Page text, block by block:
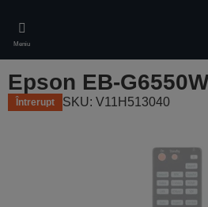
main
content
Meniu
Epson EB-
Întrerupt SKU: V11H513040